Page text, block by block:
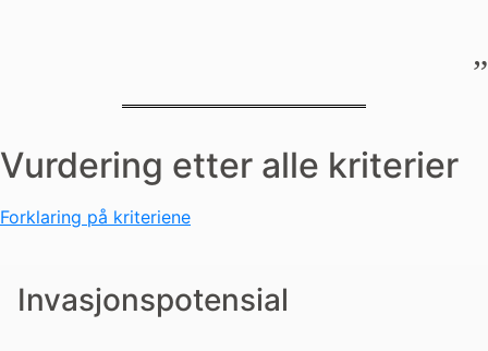
Vurdering etter alle kriterier
Forklaring på kriteriene
Invasjonspotensial